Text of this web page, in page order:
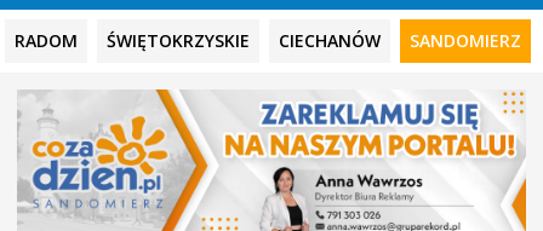
RADOM ŚWIĘTOKRZYSKIE CIECHANÓW SANDOMIERZ